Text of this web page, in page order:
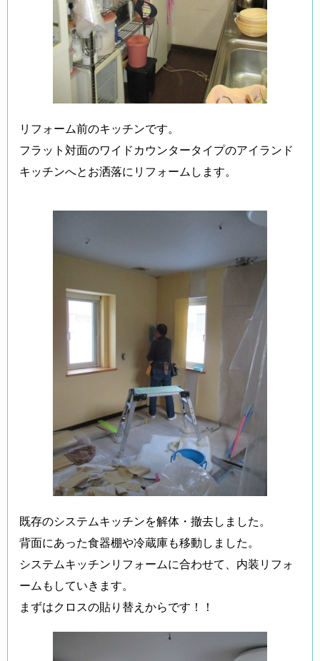
リフォーム前のキッチンです。
フラット対面のワイドカウンタータイプのアイランド
キッチンへとお洒落にリフォームします。
既存のシステムキッチンを解体・撤去しました。
背面にあった食器棚や冷蔵庫も移動しました。
システムキッチンリフォームに合わせて、内装リフォ
ームもしていきます。
まずはクロスの貼り替えからです！！